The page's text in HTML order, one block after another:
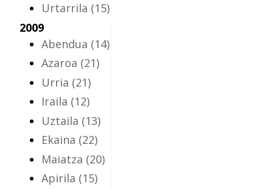
Urtarrila (15)
2009
Abendua (14)
Azaroa (21)
Urria (21)
Iraila (12)
Uztaila (13)
Ekaina (22)
Maiatza (20)
Apirila (15)